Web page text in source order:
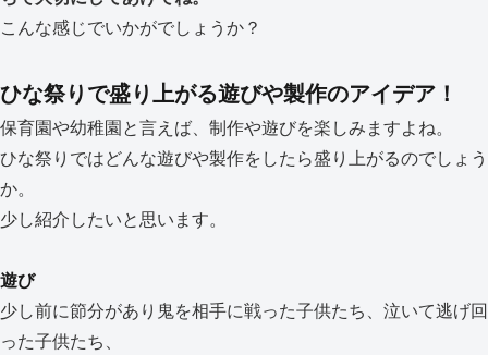
こんな感じでいかがでしょうか？
ひな祭りで盛り上がる遊びや製作のアイデア！
保育園や幼稚園と言えば、制作や遊びを楽しみますよね。
ひな祭りではどんな遊びや製作をしたら盛り上がるのでしょう
か。
少し紹介したいと思います。
遊び
少し前に節分があり鬼を相手に戦った子供たち、泣いて逃げ回
った子供たち、